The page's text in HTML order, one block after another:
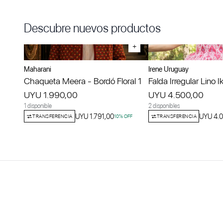
Descubre nuevos productos
+
Maharani
Chaqueta Meera - Bordó Floral 1
UYU 1.990,00
1 disponible
TRANSFERENCIA UYU 1.791,0010% OFF
Irene Uruguay
Falda Irregular Lino
UYU 4.500,00
2 disponibles
TRANSFERENCIA UYU